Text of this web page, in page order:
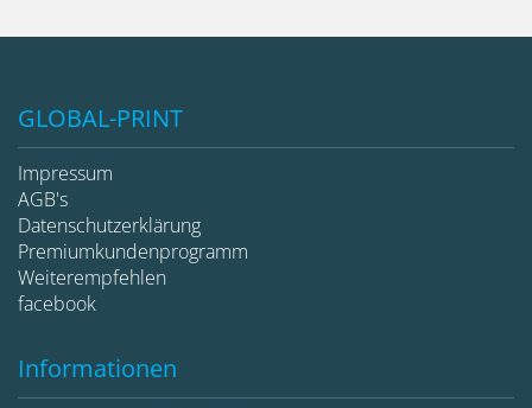
GLOBAL-PRINT
Impressum
AGB's
Datenschutzerklärung
Premiumkundenprogramm
Weiterempfehlen
facebook
Informationen